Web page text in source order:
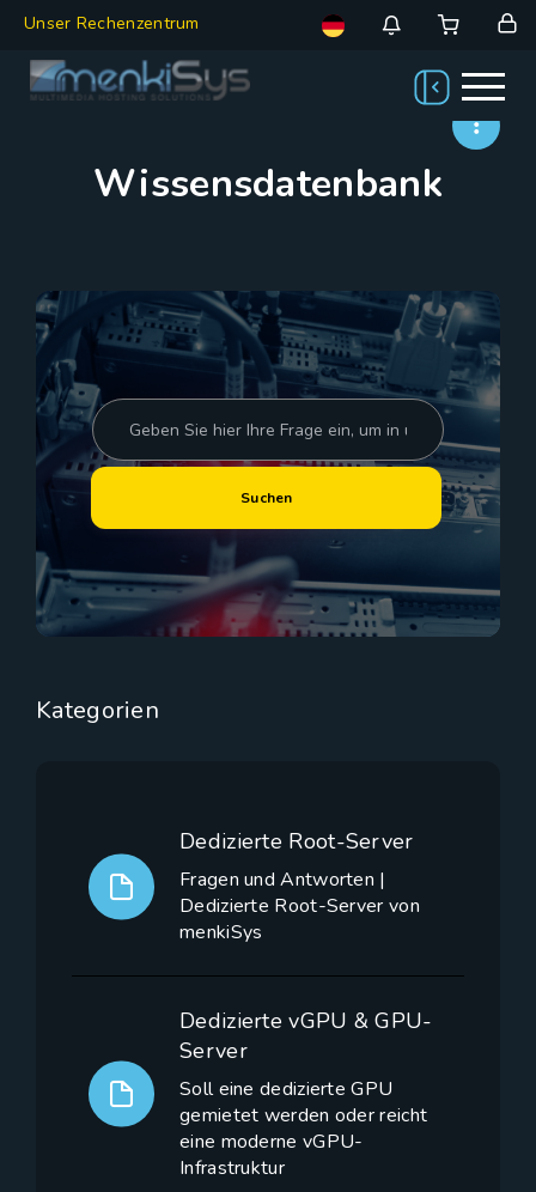
Unser Rechenzentrum
Wissensdatenbank
Kategorien
Dedizierte Root-Server
Fragen und Antworten |
Dedizierte Root-Server von
menkiSys
Dedizierte vGPU & GPU-
Server
Soll eine dedizierte GPU
gemietet werden oder reicht
eine moderne vGPU-
Infrastruktur